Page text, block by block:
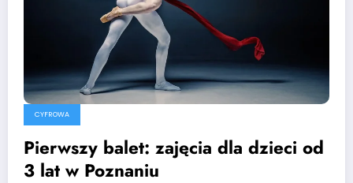
CYFROWA
Pierwszy balet: zajęcia dla dzieci od
3 lat w Poznaniu